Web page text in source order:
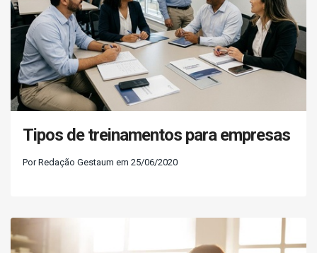
Tipos de treinamentos para empresas
Por Redação Gestaum em 25/06/2020